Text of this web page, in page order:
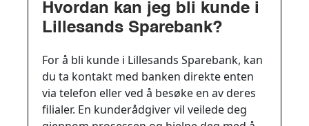
Hvordan kan jeg bli kunde i
Lillesands Sparebank?
For å bli kunde i Lillesands Sparebank, kan
du ta kontakt med banken direkte enten
via telefon eller ved å besøke en av deres
filialer. En kunderådgiver vil veilede deg